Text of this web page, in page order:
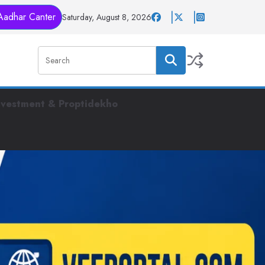
Canter Saturday, August 8, 2026
& Proptidekho